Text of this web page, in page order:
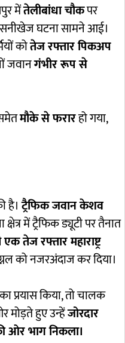
मेंतेलीबांधा चौकपर
घटना सामने आई।
कोतेज रफ्तार पिकअप
जवानगंभीर रूप से
मौके से फरारहो गया,
है।ट्रैफिक जवान केशव
में ट्रैफिक ड्यूटी पर तैनात
तेज रफ्तार महाराष्ट्र
को नजरअंदाज कर दिया।
प्रयास किया, तो चालक
मोड़ते हुए उन्हेंजोरदार
ओर भाग निकला।